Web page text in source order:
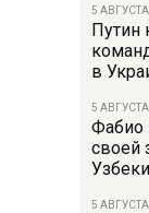
5 АВГУСТА
Путин
в
5 АВГУСТА
Фабио
своей
5 АВГУСТА